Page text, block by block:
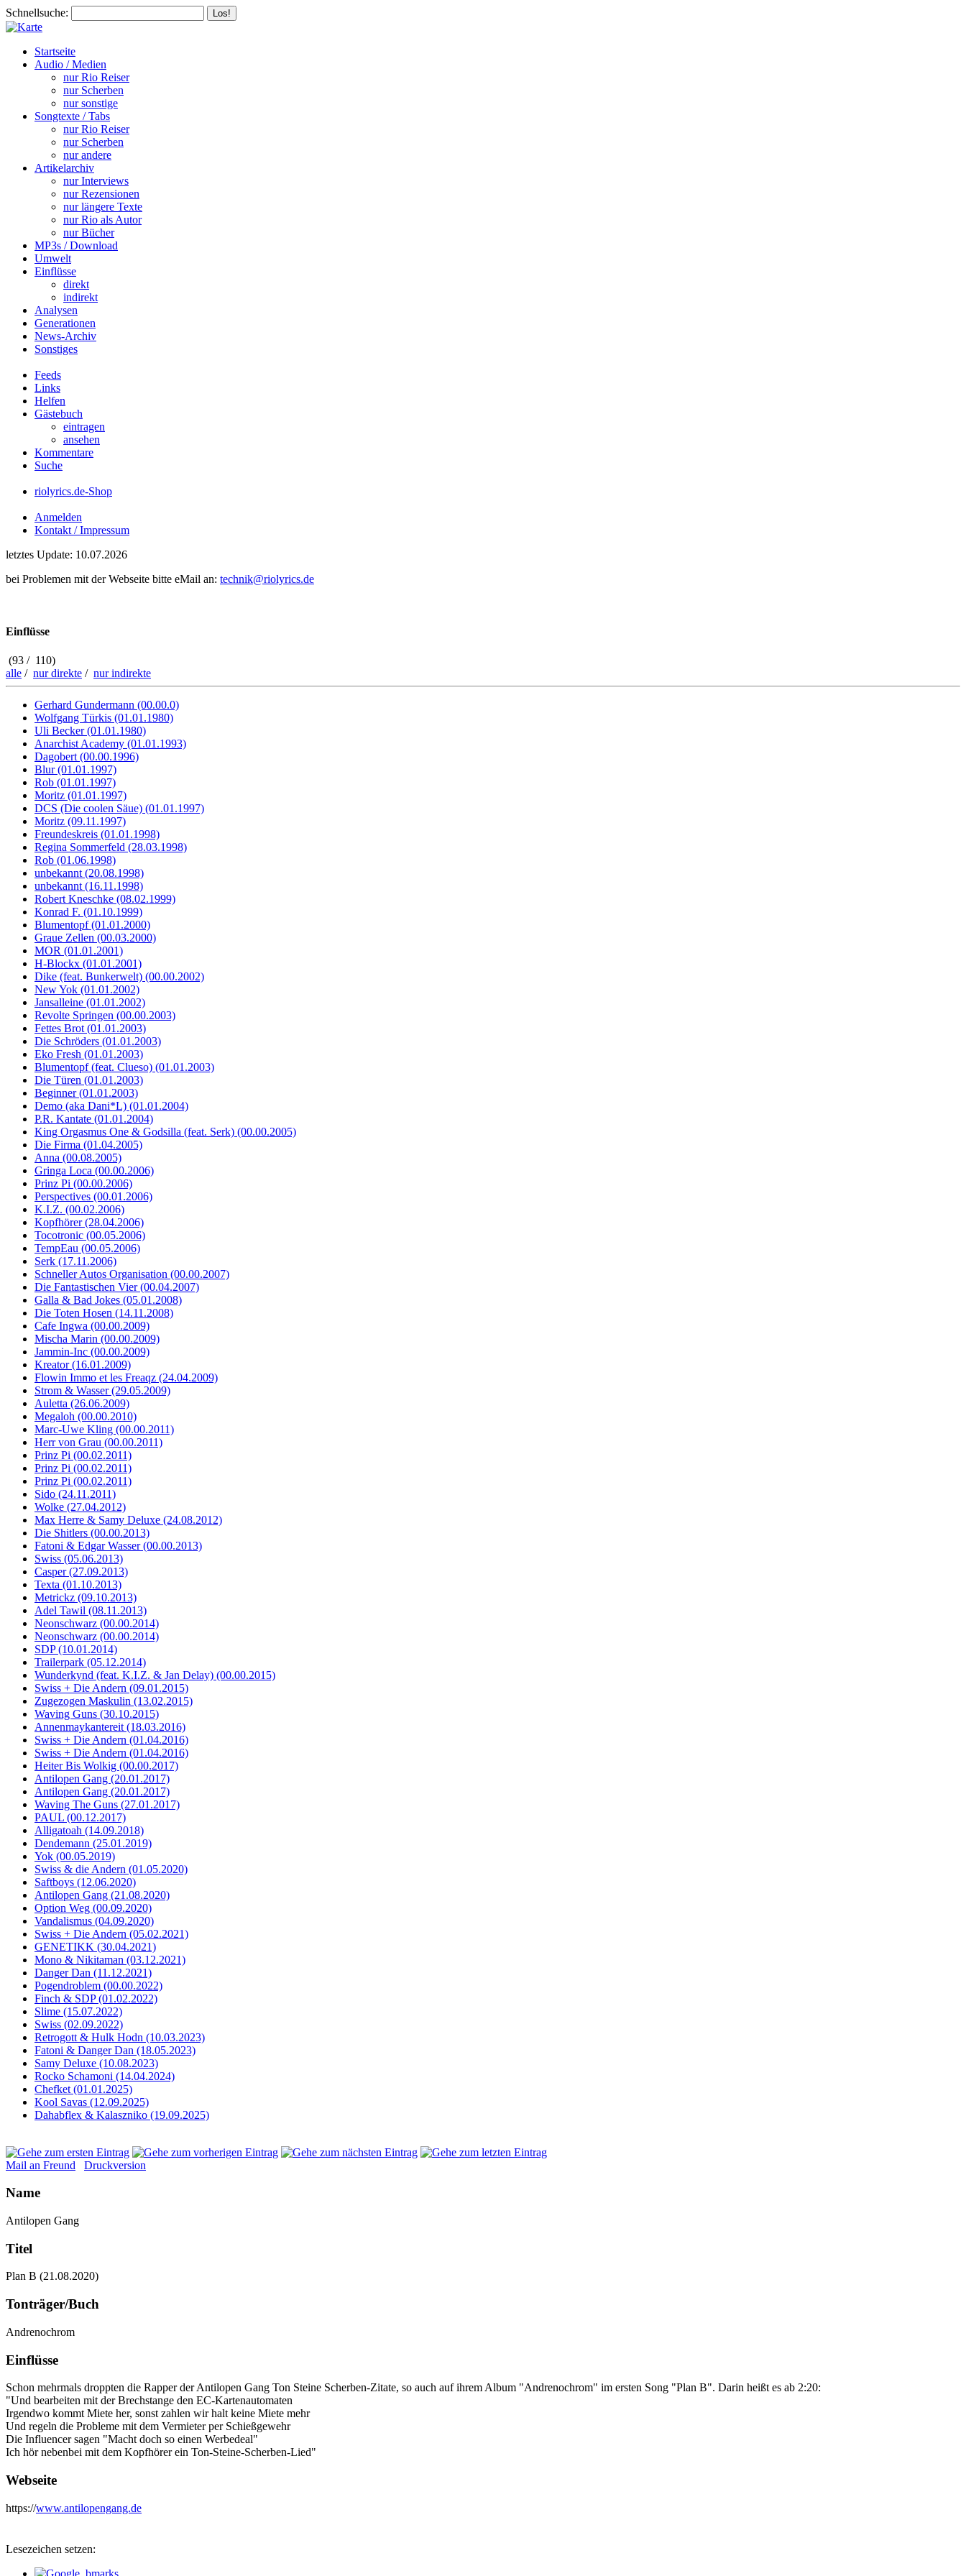
Schnellsuche:
Startseite
Audio / Medien
nur Rio Reiser
nur Scherben
nur sonstige
Songtexte / Tabs
nur Rio Reiser
nur Scherben
nur andere
Artikelarchiv
nur Interviews
nur Rezensionen
nur längere Texte
nur Rio als Autor
nur Bücher
MP3s / Download
Umwelt
Einflüsse
direkt
indirekt
Analysen
Generationen
News-Archiv
Sonstiges
Feeds
Links
Helfen
Gästebuch
eintragen
ansehen
Kommentare
Suche
riolyrics.de-Shop
Anmelden
Kontakt / Impressum
letztes Update: 10.07.2026
bei Problemen mit der Webseite bitte eMail an: technik@riolyrics.de
Einflüsse
(93 / 110)
alle / nur direkte / nur indirekte
Gerhard Gundermann (00.00.0)
Wolfgang Türkis (01.01.1980)
Uli Becker (01.01.1980)
Anarchist Academy (01.01.1993)
Dagobert (00.00.1996)
Blur (01.01.1997)
Rob (01.01.1997)
Moritz (01.01.1997)
DCS (Die coolen Säue) (01.01.1997)
Moritz (09.11.1997)
Freundeskreis (01.01.1998)
Regina Sommerfeld (28.03.1998)
Rob (01.06.1998)
unbekannt (20.08.1998)
unbekannt (16.11.1998)
Robert Kneschke (08.02.1999)
Konrad F. (01.10.1999)
Blumentopf (01.01.2000)
Graue Zellen (00.03.2000)
MOR (01.01.2001)
H-Blockx (01.01.2001)
Dike (feat. Bunkerwelt) (00.00.2002)
New Yok (01.01.2002)
Jansalleine (01.01.2002)
Revolte Springen (00.00.2003)
Fettes Brot (01.01.2003)
Die Schröders (01.01.2003)
Eko Fresh (01.01.2003)
Blumentopf (feat. Clueso) (01.01.2003)
Die Türen (01.01.2003)
Beginner (01.01.2003)
Demo (aka Dani*L) (01.01.2004)
P.R. Kantate (01.01.2004)
King Orgasmus One & Godsilla (feat. Serk) (00.00.2005)
Die Firma (01.04.2005)
Anna (00.08.2005)
Gringa Loca (00.00.2006)
Prinz Pi (00.00.2006)
Perspectives (00.01.2006)
K.I.Z. (00.02.2006)
Kopfhörer (28.04.2006)
Tocotronic (00.05.2006)
TempEau (00.05.2006)
Serk (17.11.2006)
Schneller Autos Organisation (00.00.2007)
Die Fantastischen Vier (00.04.2007)
Galla & Bad Jokes (05.01.2008)
Die Toten Hosen (14.11.2008)
Cafe Ingwa (00.00.2009)
Mischa Marin (00.00.2009)
Jammin-Inc (00.00.2009)
Kreator (16.01.2009)
Flowin Immo et les Freaqz (24.04.2009)
Strom & Wasser (29.05.2009)
Auletta (26.06.2009)
Megaloh (00.00.2010)
Marc-Uwe Kling (00.00.2011)
Herr von Grau (00.00.2011)
Prinz Pi (00.02.2011)
Prinz Pi (00.02.2011)
Prinz Pi (00.02.2011)
Sido (24.11.2011)
Wolke (27.04.2012)
Max Herre & Samy Deluxe (24.08.2012)
Die Shitlers (00.00.2013)
Fatoni & Edgar Wasser (00.00.2013)
Swiss (05.06.2013)
Casper (27.09.2013)
Texta (01.10.2013)
Metrickz (09.10.2013)
Adel Tawil (08.11.2013)
Neonschwarz (00.00.2014)
Neonschwarz (00.00.2014)
SDP (10.01.2014)
Trailerpark (05.12.2014)
Wunderkynd (feat. K.I.Z. & Jan Delay) (00.00.2015)
Swiss + Die Andern (09.01.2015)
Zugezogen Maskulin (13.02.2015)
Waving Guns (30.10.2015)
Annenmaykantereit (18.03.2016)
Swiss + Die Andern (01.04.2016)
Swiss + Die Andern (01.04.2016)
Heiter Bis Wolkig (00.00.2017)
Antilopen Gang (20.01.2017)
Antilopen Gang (20.01.2017)
Waving The Guns (27.01.2017)
PAUL (00.12.2017)
Alligatoah (14.09.2018)
Dendemann (25.01.2019)
Yok (00.05.2019)
Swiss & die Andern (01.05.2020)
Saftboys (12.06.2020)
Antilopen Gang (21.08.2020)
Option Weg (00.09.2020)
Vandalismus (04.09.2020)
Swiss + Die Andern (05.02.2021)
GENETIKK (30.04.2021)
Mono & Nikitaman (03.12.2021)
Danger Dan (11.12.2021)
Pogendroblem (00.00.2022)
Finch & SDP (01.02.2022)
Slime (15.07.2022)
Swiss (02.09.2022)
Retrogott & Hulk Hodn (10.03.2023)
Fatoni & Danger Dan (18.05.2023)
Samy Deluxe (10.08.2023)
Rocko Schamoni (14.04.2024)
Chefket (01.01.2025)
Kool Savas (12.09.2025)
Dahabflex & Kalaszniko (19.09.2025)
Mail an Freund Druckversion
Name
Antilopen Gang
Titel
Plan B (21.08.2020)
Tonträger/Buch
Andrenochrom
Einflüsse
Schon mehrmals droppten die Rapper der Antilopen Gang Ton Steine Scherben-Zitate, so auch auf ihrem Album "Andrenochrom" im ersten Song "Plan B". Darin heißt es ab 2:20:
"Und bearbeiten mit der Brechstange den EC-Kartenautomaten
Irgendwo kommt Miete her, sonst zahlen wir halt keine Miete mehr
Und regeln die Probleme mit dem Vermieter per Schießgewehr
Die Influencer sagen "Macht doch so einen Werbedeal"
Ich hör nebenbei mit dem Kopfhörer ein Ton-Steine-Scherben-Lied"
Webseite
https://www.antilopengang.de
Lesezeichen setzen: